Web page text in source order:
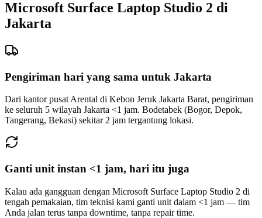
Microsoft Surface Laptop Studio 2 di
Jakarta
Pengiriman hari yang sama untuk Jakarta
Dari kantor pusat Arental di Kebon Jeruk Jakarta Barat, pengiriman
ke seluruh 5 wilayah Jakarta <1 jam. Bodetabek (Bogor, Depok,
Tangerang, Bekasi) sekitar 2 jam tergantung lokasi.
Ganti unit instan <1 jam, hari itu juga
Kalau ada gangguan dengan Microsoft Surface Laptop Studio 2 di
tengah pemakaian, tim teknisi kami ganti unit dalam <1 jam — tim
Anda jalan terus tanpa downtime, tanpa repair time.